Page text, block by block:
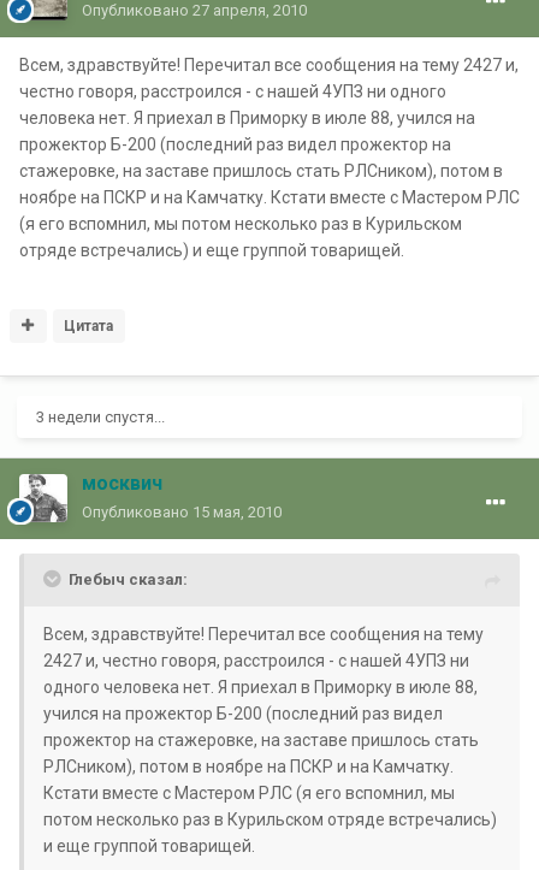
Опубликовано 27 апреля, 2010
Всем, здравствуйте! Перечитал все сообщения на тему 2427 и,
честно говоря, расстроился - с нашей 4УПЗ ни одного
человека нет. Я приехал в Приморку в июле 88, учился на
прожектор Б-200 (последний раз видел прожектор на
стажеровке, на заставе пришлось стать РЛСником), потом в
ноябре на ПСКР и на Камчатку. Кстати вместе с Мастером РЛС
(я его вспомнил, мы потом несколько раз в Курильском
отряде встречались) и еще группой товарищей.
Цитата
3 недели спустя...
москвич
Опубликовано 15 мая, 2010
Глебыч сказал:
Всем, здравствуйте! Перечитал все сообщения на тему
2427 и, честно говоря, расстроился - с нашей 4УПЗ ни
одного человека нет. Я приехал в Приморку в июле 88,
учился на прожектор Б-200 (последний раз видел
прожектор на стажеровке, на заставе пришлось стать
РЛСником), потом в ноябре на ПСКР и на Камчатку.
Кстати вместе с Мастером РЛС (я его вспомнил, мы
потом несколько раз в Курильском отряде встречались)
и еще группой товарищей.